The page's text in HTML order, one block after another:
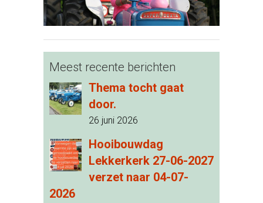
Meest recente berichten
Thema tocht gaat
door.
26 juni 2026
Hooibouwdag
Lekkerkerk 27-06-2027
verzet naar 04-07-
2026